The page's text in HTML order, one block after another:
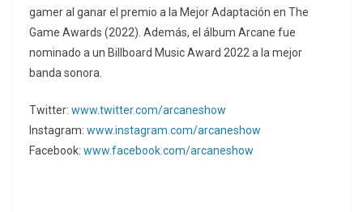
gamer al ganar el premio a la Mejor Adaptación en The
Game Awards (2022). Además, el álbum Arcane fue
nominado a un Billboard Music Award 2022 a la mejor
banda sonora.
Twitter: www.twitter.com/arcaneshow
Instagram: www.instagram.com/arcaneshow
Facebook: www.facebook.com/arcaneshow